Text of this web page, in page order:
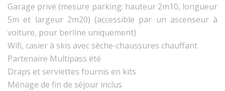
Garage privé (mesure parking: hauteur 2m10, longueur
5m et largeur 2m20) (accessible par un ascenseur à
voiture, pour berline uniquement)
Wifi, casier à skis avec sèche-chaussures chauffant
Partenaire Multipass été
Draps et serviettes fournis en kits
Ménage de fin de séjour inclus